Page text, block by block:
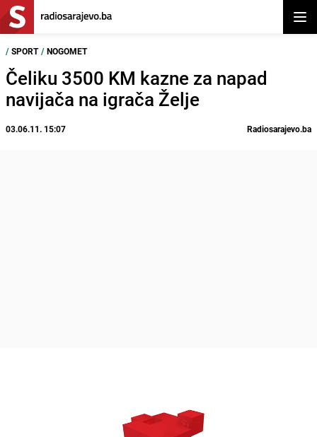
/ SPORT / NOGOMET
Čeliku 3500 KM kazne za napad
navijača na igrača Želje
03.06.11. 15:07 Radiosarajevo.ba